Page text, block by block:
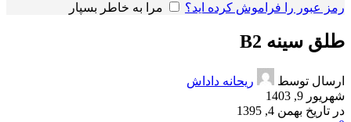
رمز عبور را فراموش کرده اید؟ مرا به خاطر بسپار
طلق سینه B2
ارسال توسط
ریحانه داداش
شهریور 9, 1403
در تاریخ بهمن 4, 1395